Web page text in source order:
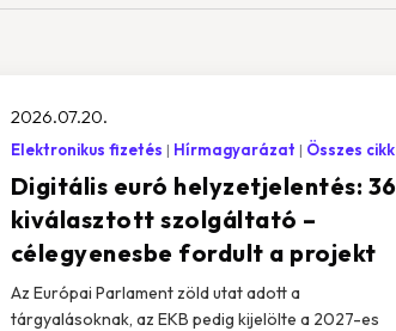
Digitális euró helyzetjelentés: 36
kiválasztott szolgáltató –
célegyenesbe fordult a projekt
2026.07.20.
Elektronikus fizetés Hírmagyarázat Összes cikk
Az Európai Parlament zöld utat adott a
tárgyalásoknak, az EKB pedig kijelölte a 2027-es